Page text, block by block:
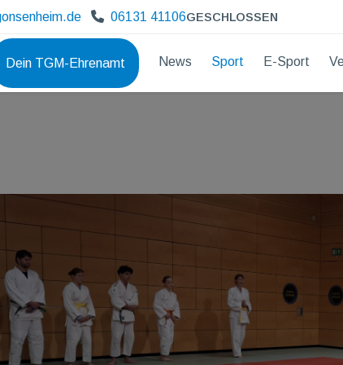
06131 41106GESCHLOSSEN
Dein TGM-Ehrenamt News Sport E-Sport